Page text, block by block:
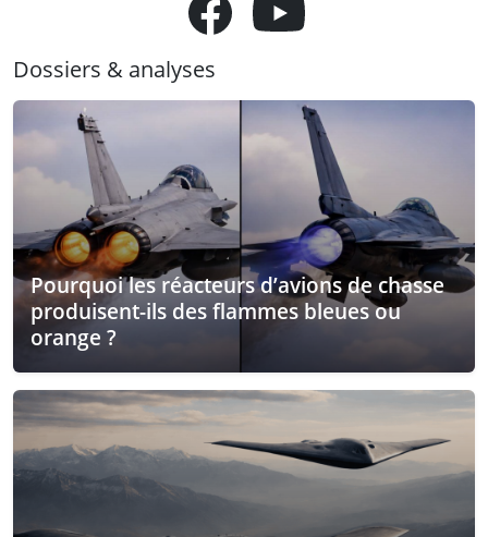
Dossiers & analyses
Pourquoi les réacteurs d’avions de chasse
produisent-ils des flammes bleues ou
orange ?